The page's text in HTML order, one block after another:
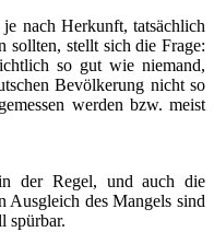
nach Herkunft, tatsächlich
sollten, stellt sich die Frage:
so gut wie niemand,
Bevölkerung nicht so
werden bzw. meist
der Regel, und auch die
Ausgleich des Mangels sind
spürbar.